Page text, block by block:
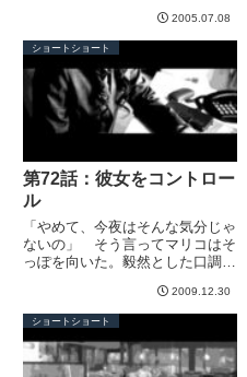
たので、フロア全部を貸し切るこ
とになった。 これも、トモヨち
ゃんの魅力の為せる技か。 ト
モ...
2005.07.08
ショートショート
第72話：彼女をコントロー
ル
「やめて、今夜はそんな気分じゃ
ないの」 そう言ってマリコはそ
っぽを向いた。毅然とした口調だ
す。「いや！ よして！」 強い
力で抵抗しても、しょせん女の細
腕。組み伏せて、胸元から首筋を
なぞると、熱い息が漏れる。
「あ...
2009.12.30
ショートショート